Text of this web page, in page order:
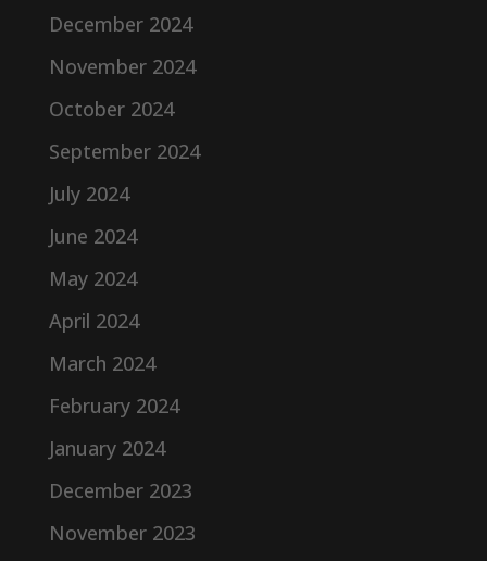
December 2024
November 2024
October 2024
September 2024
July 2024
June 2024
May 2024
April 2024
March 2024
February 2024
January 2024
December 2023
November 2023